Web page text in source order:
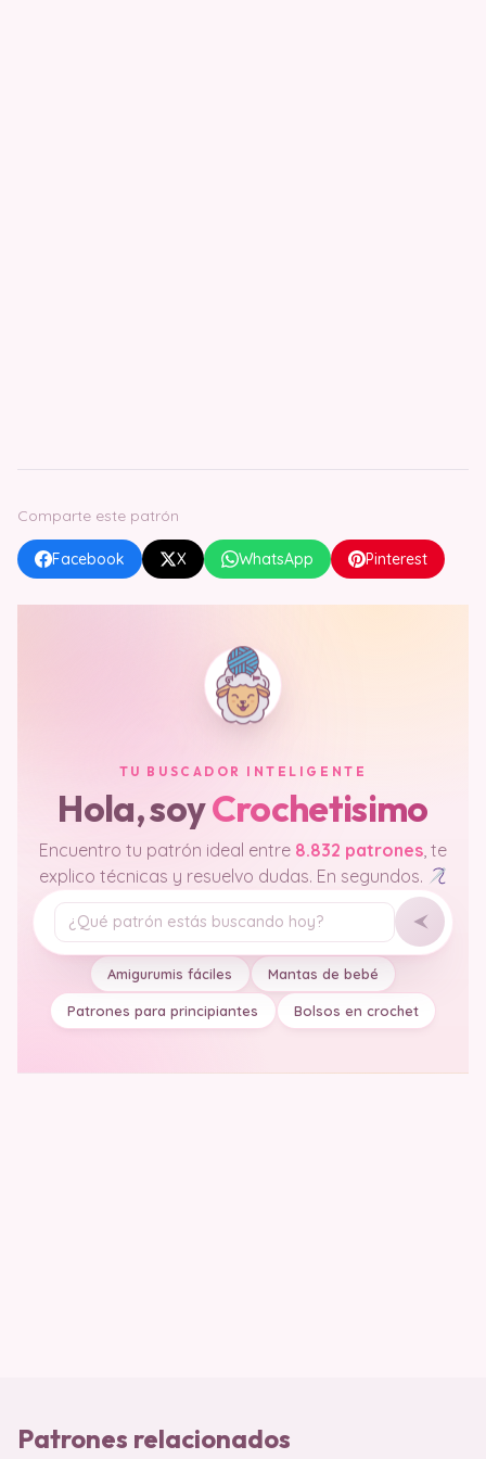
Comparte este patrón
Facebook X WhatsApp Pinterest
TU BUSCADOR INTELIGENTE
Hola, soyCrochetisimo
Encuentro tu patrón ideal entre 8.832 patrones, te
explico técnicas y resuelvo dudas. En segundos.
Tu pregunta
Amigurumis fáciles Mantas de bebé
Patrones para principiantes Bolsos en crochet
Patrones relacionados